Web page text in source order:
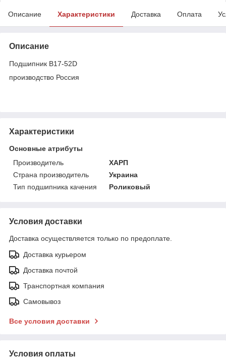
Описание Характеристики Доставка Оплата
Описание
Подшипник B17-52D
производство Россия
Характеристики
Основные атрибуты
Производитель
ХАРП
Страна производитель
Украина
Тип подшипника качения
Роликовый
Условия доставки
Доставка осуществляется только по предоплате.
Доставка курьером
Доставка почтой
Транспортная компания
Самовывоз
Все условия доставки
Условия оплаты